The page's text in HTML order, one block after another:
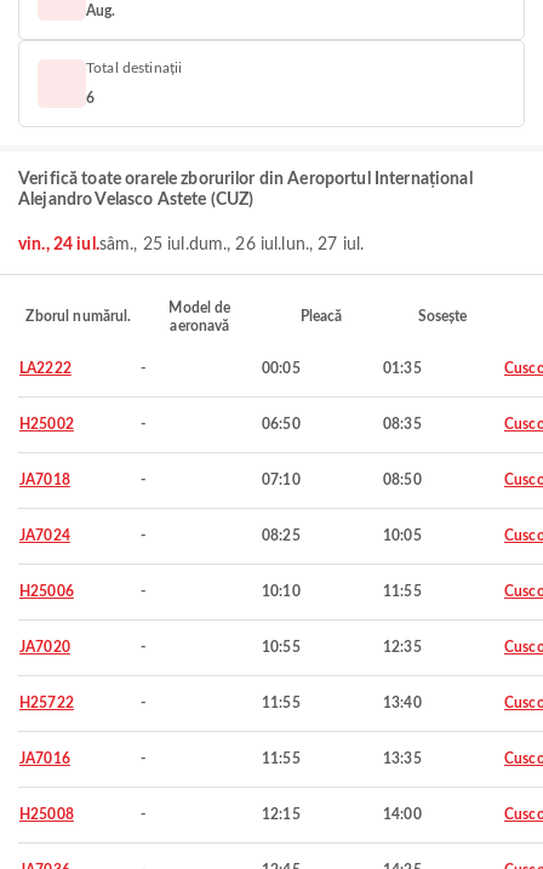
Aug.
Total destinații
6
Verifică toate orarele zborurilor din Aeroportul Internațional
Alejandro Velasco Astete (CUZ)
vin., 24 iul.sâm., 25 iul.dum., 26 iul. lun., 27 iul.
Zborul numărul.
Model de
aeronavă
Pleacă Sosește
LA2222 - 00:05 01:35
H25002 - 06:50 08:35
JA7018 - 07:10 08:50
JA7024 - 08:25 10:05
H25006 - 10:10 11:55
JA7020 - 10:55 12:35
H25722 - 11:55 13:40
JA7016 - 11:55 13:35
H25008 - 12:15 14:00